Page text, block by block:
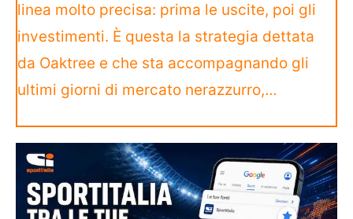
linea molto precisa: prima le uscite, poi gli
investimenti. È questa la strategia dettata
da Oaktree e che sta accompagnando gli
ultimi giorni di mercato nerazzurro,…